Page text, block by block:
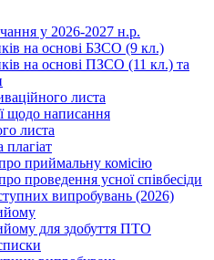
у 2026-2027 н.р.
на основі БЗСО (9 кл.)
на основі ПЗСО (11 кл.) та
листа
щодо написання
листа
плагіат
приймальну комісію
проведення усної співбесіди
випробувань (2026)
для здобуття ПТО